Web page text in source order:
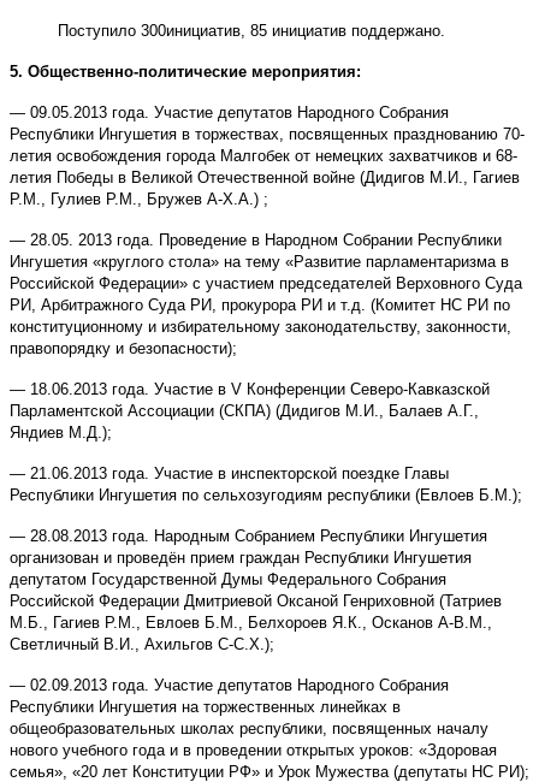
Поступило 300инициатив, 85 инициатив поддержано.
5. Общественно-политические мероприятия:
— 09.05.2013 года. Участие депутатов Народного Собрания
Республики Ингушетия в торжествах, посвященных празднованию 70-
летия освобождения города Малгобек от немецких захватчиков и 68-
летия Победы в Великой Отечественной войне (Дидигов М.И., Гагиев
Р.М., Гулиев Р.М., Бружев А-Х.А.) ;
— 28.05. 2013 года. Проведение в Народном Собрании Республики
Ингушетия «круглого стола» на тему «Развитие парламентаризма в
Российской Федерации» с участием председателей Верховного Суда
РИ, Арбитражного Суда РИ, прокурора РИ и т.д. (Комитет НС РИ по
конституционному и избирательному законодательству, законности,
правопорядку и безопасности);
— 18.06.2013 года. Участие в V Конференции Северо-Кавказской
Парламентской Ассоциации (СКПА) (Дидигов М.И., Балаев А.Г.,
Яндиев М.Д.);
— 21.06.2013 года. Участие в инспекторской поездке Главы
Республики Ингушетия по сельхозугодиям республики (Евлоев Б.М.);
— 28.08.2013 года. Народным Собранием Республики Ингушетия
организован и проведён прием граждан Республики Ингушетия
депутатом Государственной Думы Федерального Собрания
Российской Федерации Дмитриевой Оксаной Генриховной (Татриев
М.Б., Гагиев Р.М., Евлоев Б.М., Белхороев Я.К., Осканов А-В.М.,
Светличный В.И., Ахильгов С-С.Х.);
— 02.09.2013 года. Участие депутатов Народного Собрания
Республики Ингушетия на торжественных линейках в
общеобразовательных школах республики, посвященных началу
нового учебного года и в проведении открытых уроков: «Здоровая
семья», «20 лет Конституции РФ» и Урок Мужества (депутаты НС РИ);